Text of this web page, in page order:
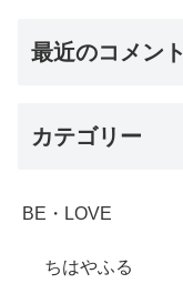
最近のコメント
カテゴリー
BE・LOVE
ちはやふる